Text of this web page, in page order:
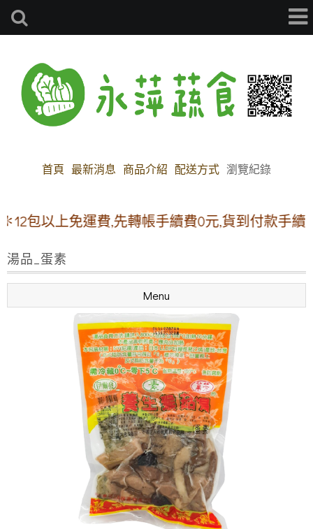
首頁 最新消息 商品介紹 配送方式 瀏覽紀錄
上免運費,先轉帳手續費0元,貨到付款手續費30元
湯品_蛋素
Menu